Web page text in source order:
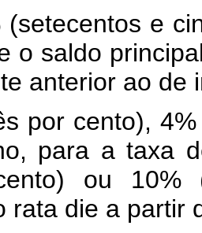
(setecentos e
o saldo
anterior ao de
por cento),
para a taxa
ou 10%
rata die a partir